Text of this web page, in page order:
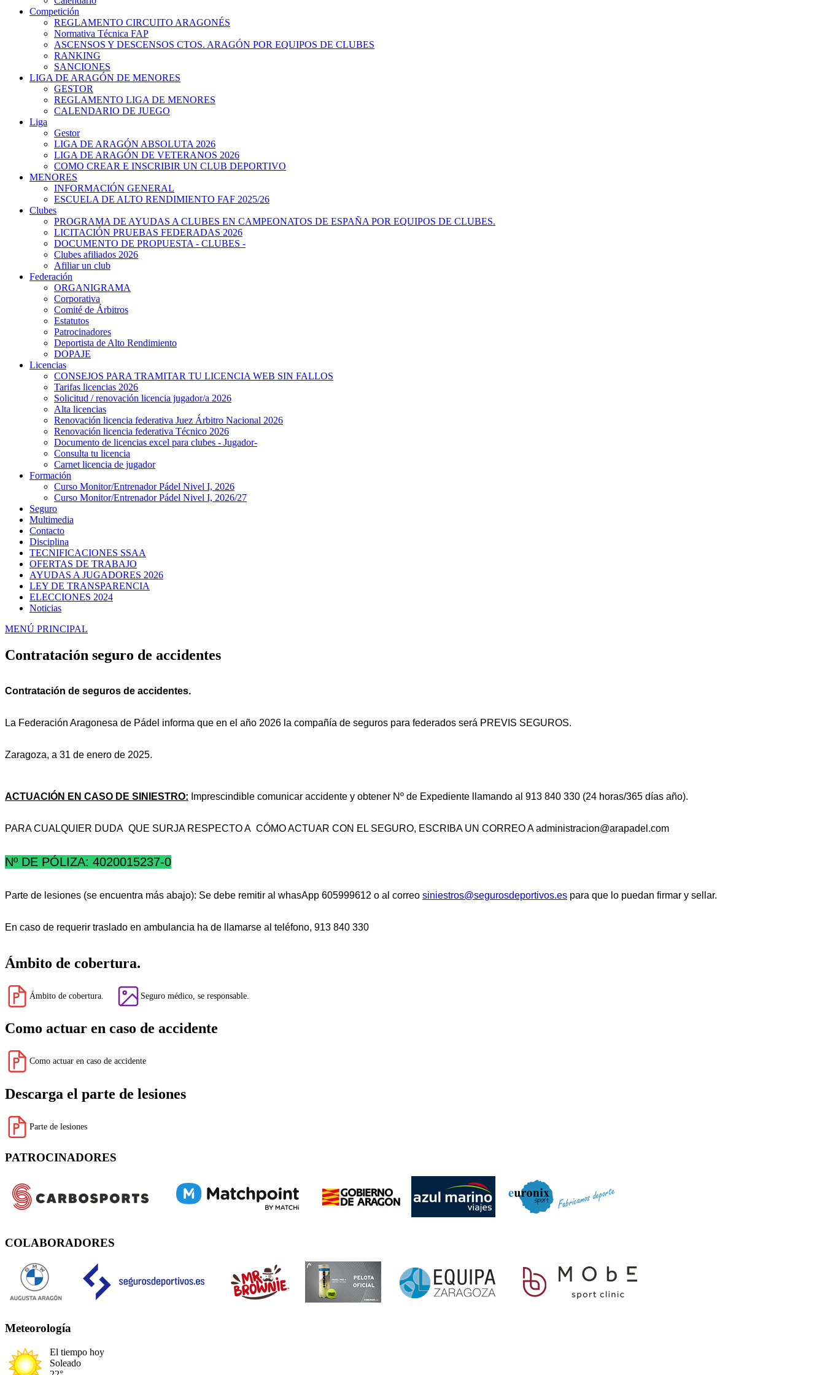
Competición
REGLAMENTO CIRCUITO ARAGONÉS
Normativa Técnica FAP
ASCENSOS Y DESCENSOS CTOS. ARAGÓN POR EQUIPOS DE CLUBES
RANKING
SANCIONES
LIGA DE ARAGÓN DE MENORES
GESTOR
REGLAMENTO LIGA DE MENORES
CALENDARIO DE JUEGO
Liga
Gestor
LIGA DE ARAGÓN ABSOLUTA 2026
LIGA DE ARAGÓN DE VETERANOS 2026
COMO CREAR E INSCRIBIR UN CLUB DEPORTIVO
MENORES
INFORMACIÓN GENERAL
ESCUELA DE ALTO RENDIMIENTO FAF 2025/26
Clubes
PROGRAMA DE AYUDAS A CLUBES EN CAMPEONATOS DE ESPAÑA POR EQUIPOS DE CLUBES.
LICITACIÓN PRUEBAS FEDERADAS 2026
DOCUMENTO DE PROPUESTA - CLUBES -
Clubes afiliados 2026
Afiliar un club
Federación
ORGANIGRAMA
Corporativa
Comité de Árbitros
Estatutos
Patrocinadores
Deportista de Alto Rendimiento
DOPAJE
Licencias
CONSEJOS PARA TRAMITAR TU LICENCIA WEB SIN FALLOS
Tarifas licencias 2026
Solicitud / renovación licencia jugador/a 2026
Alta licencias
Renovación licencia federativa Juez Árbitro Nacional 2026
Renovación licencia federativa Técnico 2026
Documento de licencias excel para clubes - Jugador-
Consulta tu licencia
Carnet licencia de jugador
Formación
Curso Monitor/Entrenador Pádel Nivel I, 2026
Curso Monitor/Entrenador Pádel Nivel I, 2026/27
Seguro
Multimedia
Contacto
Disciplina
TECNIFICACIONES SSAA
OFERTAS DE TRABAJO
AYUDAS A JUGADORES 2026
LEY DE TRANSPARENCIA
ELECCIONES 2024
Noticias
MENÚ PRINCIPAL
Contratación seguro de accidentes
Contratación de seguros de accidentes.
La Federación Aragonesa de Pádel informa que en el año 2026 la compañía de seguros para federados será PREVIS SEGUROS.
Zaragoza, a 31 de enero de 2025.
ACTUACIÓN EN CASO DE SINIESTRO: Imprescindible comunicar accidente y obtener Nº de Expediente llamando al 913 840 330 (24 horas/365 días año).
PARA CUALQUIER DUDA QUE SURJA RESPECTO A CÓMO ACTUAR CON EL SEGURO, ESCRIBA UN CORREO A administracion@arapadel.com
Nº DE PÓLIZA: 4020015237-0
Parte de lesiones (se encuentra más abajo): Se debe remitir al whasApp 605999612 o al correo siniestros@segurosdeportivos.es para que lo puedan firmar y sellar.
En caso de requerir traslado en ambulancia ha de llamarse al teléfono, 913 840 330
Ámbito de cobertura.
Ámbito de cobertura. Seguro médico, se responsable.
Como actuar en caso de accidente
Como actuar en caso de accidente
Descarga el parte de lesiones
Parte de lesiones
PATROCINADORES
COLABORADORES
Meteorología
El tiempo hoy
Soleado